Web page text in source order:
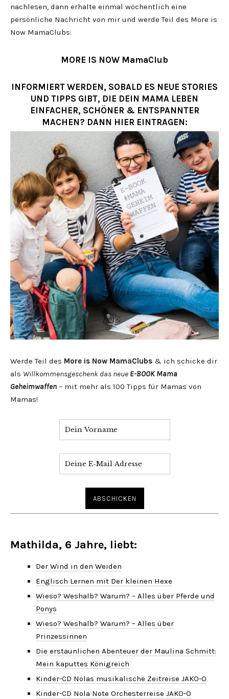
nachlesen, dann erhalte einmal wöchentlich eine
persönliche Nachricht von mir und werde Teil des More is
Now MamaClubs:
MORE IS NOW MamaClub
INFORMIERT WERDEN, SOBALD ES NEUE STORIES
UND TIPPS GIBT, DIE DEIN MAMA LEBEN
EINFACHER, SCHÖNER & ENTSPANNTER
MACHEN? DANN HIER EINTRAGEN:
Werde Teil des More is Now MamaClubs & ich schicke dir
als Willkommensgeschenk das neue E-BOOK Mama
Geheimwaffen – mit mehr als 100 Tipps für Mamas von
Mamas!
Mathilda, 6 Jahre, liebt:
Der Wind in den Weiden
Englisch Lernen mit Der kleinen Hexe
Wieso? Weshalb? Warum? – Alles über Pferde und
Ponys
Wieso? Weshalb? Warum? – Alles über
Prinzessinnen
Die erstaunlichen Abenteuer der Maulina Schmitt:
Mein kaputtes Königreich
Kinder-CD Nolas musikalische Zeitreise JAKO‑O
Kinder-CD Nola Note Orchesterreise JAKO‑O